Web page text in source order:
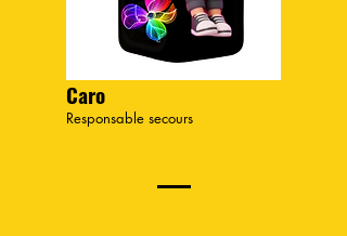
Caro
Responsable secours